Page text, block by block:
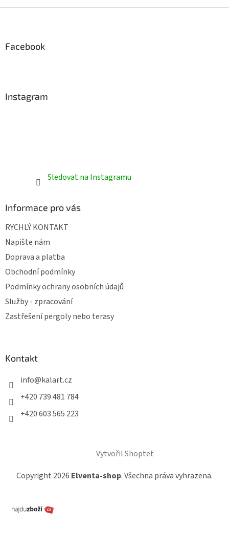
Facebook
Instagram
Sledovat na Instagramu
Informace pro vás
RYCHLÝ KONTAKT
Napište nám
Doprava a platba
Obchodní podmínky
Podmínky ochrany osobních údajů
Služby - zpracování
Zastřešení pergoly nebo terasy
Kontakt
info@kalart.cz
+420 739 481 784
+420 603 565 223
Vytvořil Shoptet
Copyright 2026 Elventa-shop. Všechna práva vyhrazena.